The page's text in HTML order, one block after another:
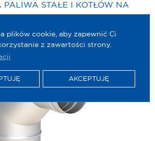
plików cookie, aby zapewnić Ci
z zawartości strony.
AKCEPTUJĘ
PALIWA STAŁE I KOTŁÓW NA